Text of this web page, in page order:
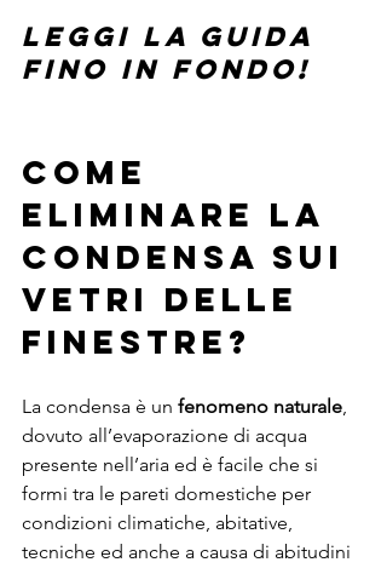
Leggi la guida
fino in fondo!
COME
ELIMINARE LA
CONDENSA SUI
VETRI DELLE
FINESTRE?
La condensa è un fenomeno naturale,
dovuto all’evaporazione di acqua
presente nell’aria ed è facile che si
formi tra le pareti domestiche per
condizioni climatiche, abitative,
tecniche ed anche a causa di abitudini